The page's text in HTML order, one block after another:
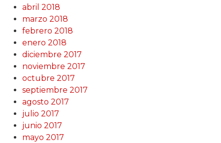
abril 2018
marzo 2018
febrero 2018
enero 2018
diciembre 2017
noviembre 2017
octubre 2017
septiembre 2017
agosto 2017
julio 2017
junio 2017
mayo 2017